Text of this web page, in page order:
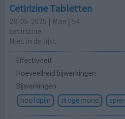
Cetirizine Tabletten
28-05-2025 | Man | 54
cetirizine
Niet in de lijst
Effectiviteit
Hoeveelheid bijwerkingen
Bijwerkingen
hoofdpijn
droge mond